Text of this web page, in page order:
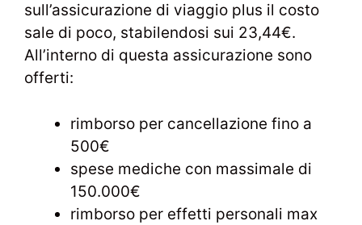
sull’assicurazione di viaggio plus il costo
sale di poco, stabilendosi sui 23,44€.
All’interno di questa assicurazione sono
offerti:
rimborso per cancellazione fino a
500€
spese mediche con massimale di
150.000€
rimborso per effetti personali max